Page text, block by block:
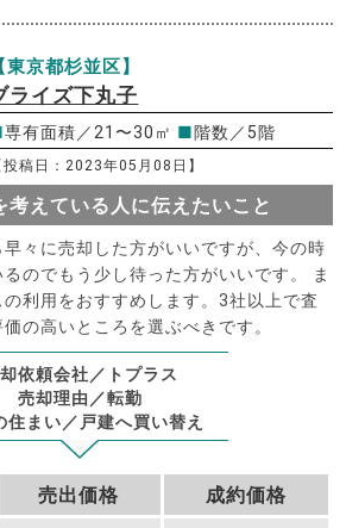
【東京都杉並区】
ライズ下丸子
専有面積／21〜30㎡ ■階数／5階
投稿日：2023年05月08日】
考えている人に伝えたいこと
々に売却した方がいいですが、今の時
のでもう少し待った方がいいです。 ま
利用をおすすめします。3社以上で査
の高いところを選ぶべきです。
依頼会社／トプラス
売却理由／転勤
住まい／戸建へ買い替え
売出価格 成約価格